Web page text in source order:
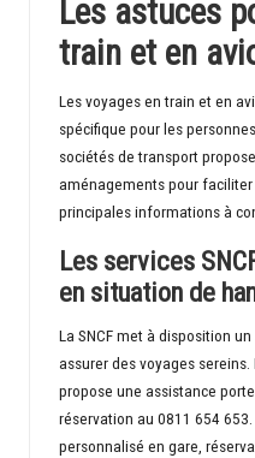
Les astuces
train et en
Les voyages en train et en
spécifique pour les
sociétés de transport
aménagements pour
principales informations à
Les services
en situation de
La SNCF met à disposition
assurer des voyages
propose une assistance
réservation au 0811 654
personnalisé en gare,